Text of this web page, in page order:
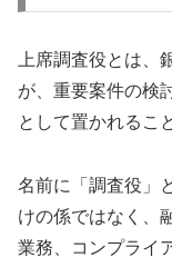
上席調査役とは、
が、重要案件の検
として置かれるこ
名前に「調査役」
けの係ではなく、
業務、コンプライ